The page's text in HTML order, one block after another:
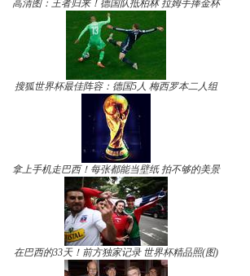
高清图：王者归来！德国队抵柏林 拉姆手捧金杯
搜狐世界杯最佳阵容：德国5人 梅西罗本二人组
拿上手机走巴西！每张都能当壁纸 拍不够的美景
在巴西的33天！前方独家记录 世界杯精品照(图)